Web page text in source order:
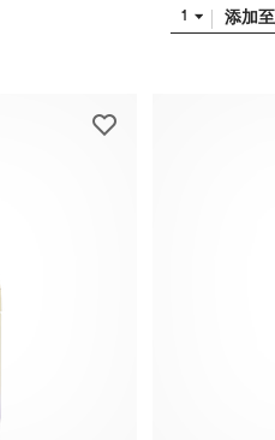
1 添加